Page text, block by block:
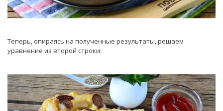
Теперь, опираясь на полученные результаты, решаем
уравнение из второй строки: